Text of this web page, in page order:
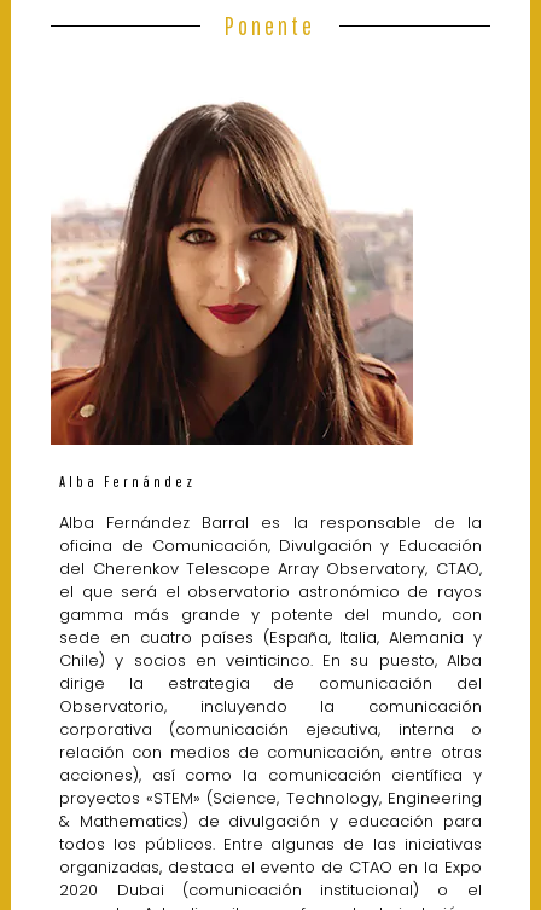
Ponente
Alba Fernández
Alba Fernández Barral es la responsable de la
oficina de Comunicación, Divulgación y Educación
del Cherenkov Telescope Array Observatory, CTAO,
el que será el observatorio astronómico de rayos
gamma más grande y potente del mundo, con
sede en cuatro países (España, Italia, Alemania y
Chile) y socios en veinticinco. En su puesto, Alba
dirige la estrategia de comunicación del
Observatorio, incluyendo la comunicación
corporativa (comunicación ejecutiva, interna o
relación con medios de comunicación, entre otras
acciones), así como la comunicación científica y
proyectos «STEM» (Science, Technology, Engineering
& Mathematics) de divulgación y educación para
todos los públicos. Entre algunas de las iniciativas
organizadas, destaca el evento de CTAO en la Expo
2020 Dubai (comunicación institucional) o el